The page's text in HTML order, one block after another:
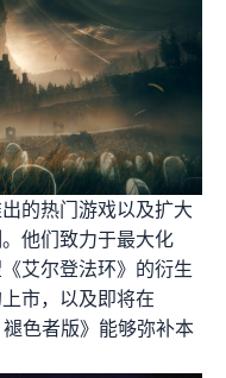
的热门游戏以及扩大
他们致力于最大化
艾尔登法环》的衍生
市，以及即将在
色者版》能够弥补本